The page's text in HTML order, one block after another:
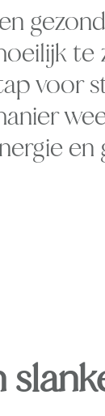
te
voor
en